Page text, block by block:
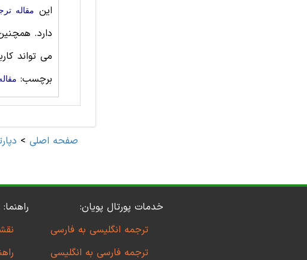
این مقاله
دارد.
می تواند
برچسب:
صفحه اصلی >
خدمات پورتال پویان:
ترجمه انگلیسی به فارسی
ترجمه فارسی به انگلیسی
راهنما: